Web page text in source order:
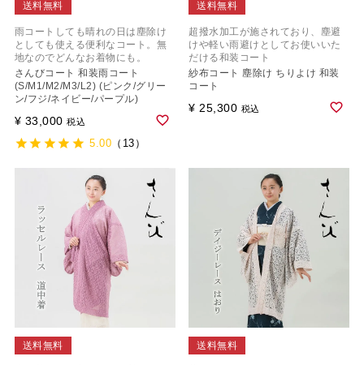
送料無料
雨コートしても晴れの日は塵除け
としても使える便利なコート。無
地なのでどんなお着物にも。
さんびコート 和装雨コート
(S/M1/M2/M3/L2) (ピンク/グリー
ン/フジ/ネイビー/パープル)
¥ 33,000 税込
5.00 （13）
送料無料
超撥水加工が施されており、塵避
けや軽い雨避けとしてお使いいた
だける和装コート
紗布コート 塵除け ちりよけ 和装
コート
¥ 25,300 税込
送料無料 送料無料